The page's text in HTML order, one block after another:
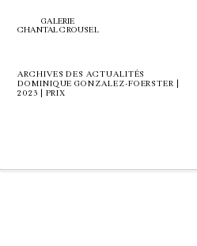
GALERIE
CHANTAL CROUSEL
ARCHIVES DES ACTUALITÉS
DOMINIQUE GONZALEZ-FOERSTER |
2023 | PRIX